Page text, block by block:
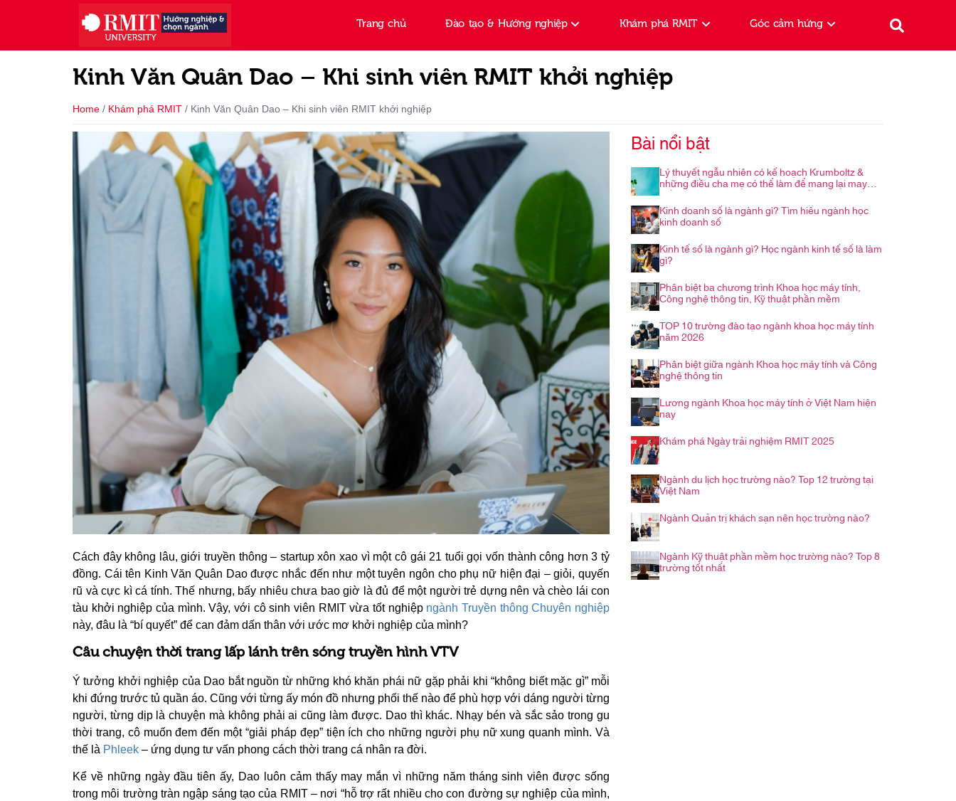
Trang chủ Đào tạo & Hướng nghiệp Khám phá RMIT Góc cảm hứng
Kinh Văn Quân Dao – Khi sinh viên RMIT khởi nghiệp
Home / Khám phá RMIT / Kinh Văn Quân Dao – Khi sinh viên RMIT khởi nghiệp
Cách đây không lâu, giới truyền thông – startup xôn xao vì một cô gái 21 tuổi gọi vốn thành công hơn 3 tỷ
đồng. Cái tên Kinh Văn Quân Dao được nhắc đến như một tuyên ngôn cho phụ nữ hiện đại – giỏi, quyến
rũ và cực kì cá tính. Thế nhưng, bấy nhiêu chưa bao giờ là đủ để một người trẻ dựng nên và chèo lái con
tàu khởi nghiệp của mình. Vậy, với cô sinh viên RMIT vừa tốt nghiệp ngành Truyền thông Chuyên nghiệp
này, đâu là “bí quyết” để can đảm dấn thân với ước mơ khởi nghiệp của mình?
Câu chuyện thời trang lấp lánh trên sóng truyền hình VTV
Ý tưởng khởi nghiệp của Dao bắt nguồn từ những khó khăn phái nữ gặp phải khi “không biết mặc gì” mỗi
khi đứng trước tủ quần áo. Cũng với từng ấy món đồ nhưng phối thế nào để phù hợp với dáng người từng
người, từng dịp là chuyện mà không phải ai cũng làm được. Dao thì khác. Nhạy bén và sắc sảo trong gu
thời trang, cô muốn đem đến một “giải pháp đẹp” tiện ích cho những người phụ nữ xung quanh mình. Và
thế là Phleek – ứng dụng tư vấn phong cách thời trang cá nhân ra đời.
Kể về những ngày đầu tiên ấy, Dao luôn cảm thấy may mắn vì những năm tháng sinh viên được sống
trong môi trường tràn ngập sáng tạo của RMIT – nơi “hỗ trợ rất nhiều cho con đường sự nghiệp của mình,
Bài nổi bật
Lý thuyết ngẫu nhiên có kế hoạch Krumboltz &
những điều cha mẹ có thể làm để mang lại may
mắn cho con trong hành trình nghề nghiệp
Kinh doanh số là ngành gì? Tìm hiểu ngành học
kinh doanh số
Kinh tế số là ngành gì? Học ngành kinh tế số là làm
gì?
Phân biệt ba chương trình Khoa học máy tính,
Công nghệ thông tin, Kỹ thuật phần mềm
TOP 10 trường đào tạo ngành khoa học máy tính
năm 2026
Phân biệt giữa ngành Khoa học máy tính và Công
nghệ thông tin
Lương ngành Khoa học máy tính ở Việt Nam hiện
nay
Khám phá Ngày trải nghiệm RMIT 2025
Ngành du lịch học trường nào? Top 12 trường tại
Việt Nam
Ngành Quản trị khách sạn nên học trường nào?
Ngành Kỹ thuật phần mềm học trường nào? Top 8
trường tốt nhất